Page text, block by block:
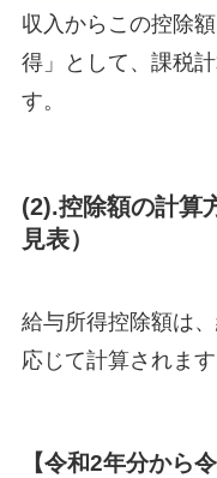
収入からこの控除
得」として、課税
す。
(2).控除額の計算
見表）
給与所得控除額は
応じて計算されます
【令和2年分から